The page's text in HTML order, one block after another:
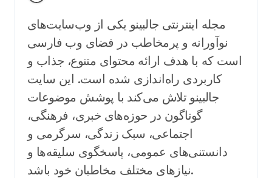
مجله اینترنتی جالبینو یکی از وب‌سایت‌های
نوآورانه و پرمخاطب در فضای وب فارسی
است که با هدف ارائه محتوای متنوع، جذاب و
کاربردی راه‌اندازی شده است. این سایت
جالبینو تلاش می‌کند با پوشش موضوعات
گوناگون در حوزه‌های خبری، فرهنگی،
اجتماعی، سبک زندگی، سرگرمی و
دانستنی‌های عمومی، پاسخگوی سلیقه‌ها و
نیازهای مختلف مخاطبان خود باشد.